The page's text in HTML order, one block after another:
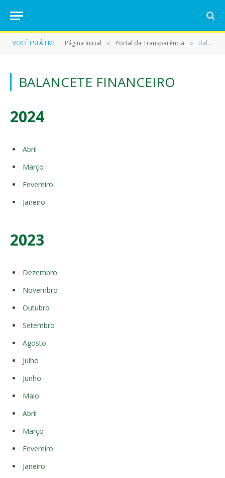
VOCÊ ESTÁ EM: Página Inicial » Portal da Transparência » Balancete Financeiro
BALANCETE FINANCEIRO
2024
Abril
Março
Fevereiro
Janeiro
2023
Dezembro
Novembro
Outubro
Setembro
Agosto
Julho
Junho
Maio
Abril
Março
Fevereiro
Janeiro